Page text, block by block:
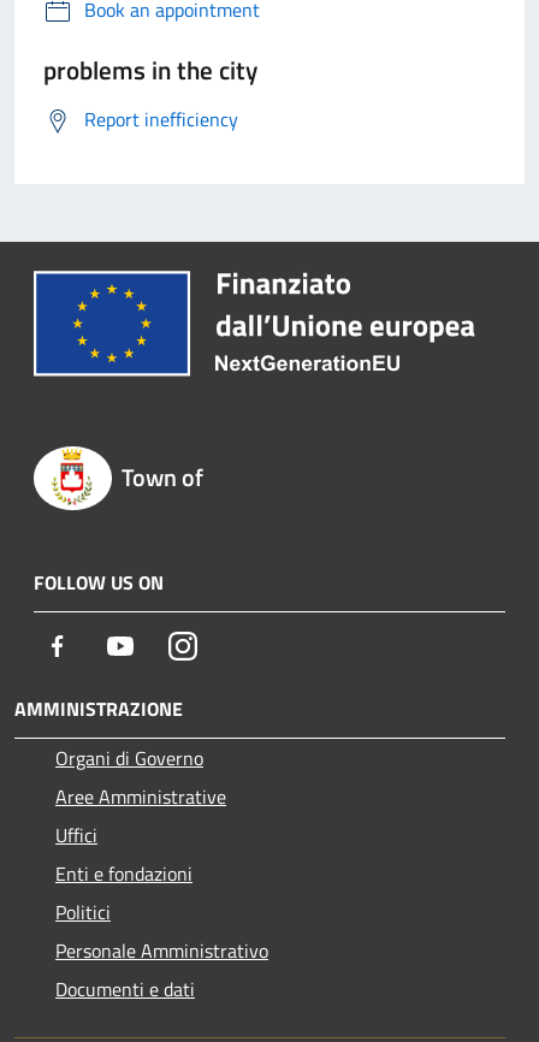
Book an appointment
problems in the city
Report inefficiency
Town of
FOLLOW US ON
Facebook YoutubeInstagram
AMMINISTRAZIONE
Organi di Governo
Aree Amministrative
Uffici
Enti e fondazioni
Politici
Personale Amministrativo
Documenti e dati